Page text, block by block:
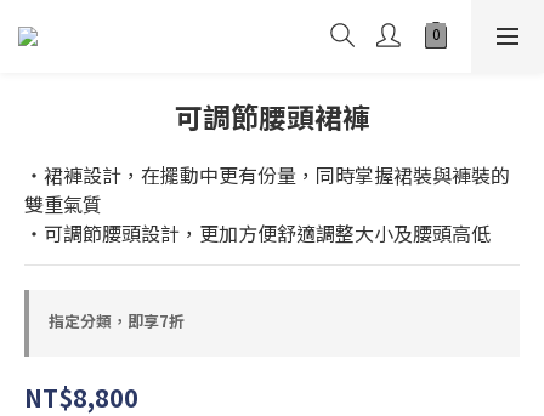
可調節腰頭裙褲
・裙褲設計，在擺動中更有份量，同時掌握裙裝與褲裝的
雙重氣質
・可調節腰頭設計，更加方便舒適調整大小及腰頭高低
指定分類，即享7折
NT$8,800